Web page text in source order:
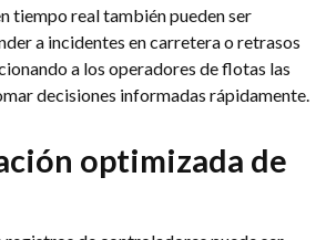
tiempo real también pueden ser
a incidentes en carretera o retrasos
a los operadores de flotas las
decisiones informadas rápidamente.
optimizada de